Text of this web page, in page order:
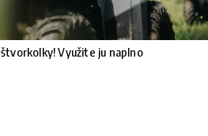
Využite ju naplno